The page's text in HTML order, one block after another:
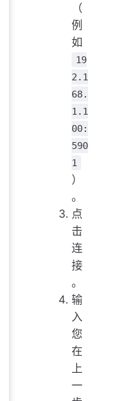
（
例
如
19
2.1
68.
1.1
00:
590
1
）
。
点
击
连
接
。
输
入
您
在
上
一